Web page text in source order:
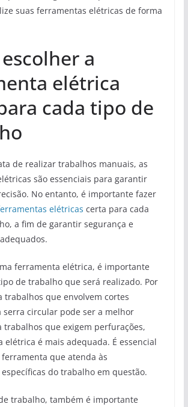
suas ferramentas elétricas de forma
a
elétrica
cada tipo de
de realizar trabalhos manuais, as
são essenciais para garantir
No entanto, é importante fazer
elétricas certa para cada
a fim de garantir segurança e
ferramenta elétrica, é importante
de trabalho que será realizado. Por
trabalhos que envolvem cortes
serra circular pode ser a melhor
trabalhos que exigem perfurações,
elétrica é mais adequada. É essencial
que atenda às
do trabalho em questão.
trabalho, também é importante